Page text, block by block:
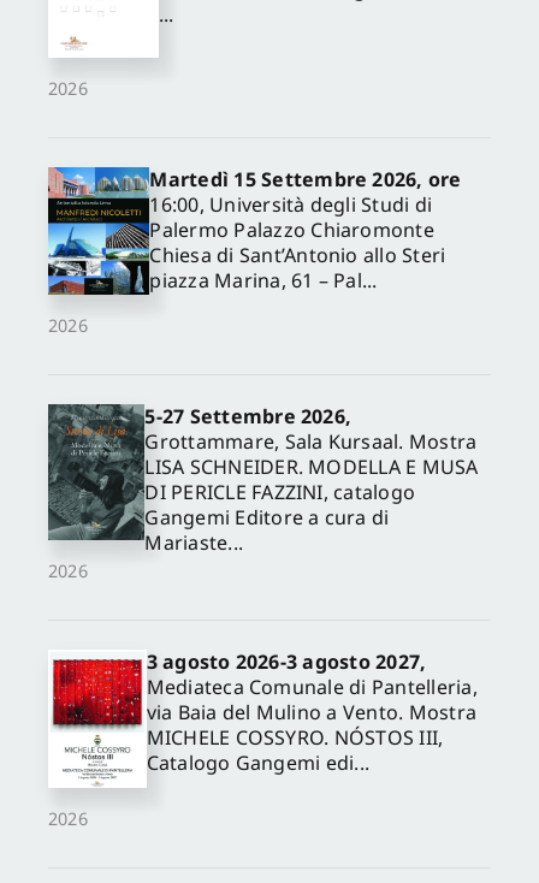
2026
...
2026
Martedì 15 Settembre 2026, ore
16:00, Università degli Studi di
Palermo Palazzo Chiaromonte
Chiesa di Sant’Antonio allo Steri
piazza Marina, 61 – Pal...
2026
5-27 Settembre 2026,
Grottammare, Sala Kursaal. Mostra
LISA SCHNEIDER. MODELLA E MUSA
DI PERICLE FAZZINI, catalogo
Gangemi Editore a cura di
Mariaste...
2026
3 agosto 2026-3 agosto 2027,
Mediateca Comunale di Pantelleria,
via Baia del Mulino a Vento. Mostra
MICHELE COSSYRO. NÓSTOS III,
Catalogo Gangemi edi...